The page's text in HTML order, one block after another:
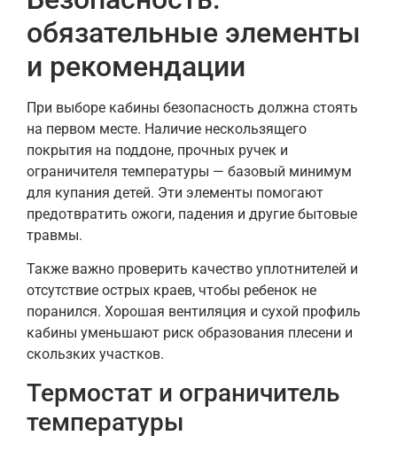
обязательные элементы
и рекомендации
При выборе кабины безопасность должна стоять
на первом месте. Наличие нескользящего
покрытия на поддоне, прочных ручек и
ограничителя температуры — базовый минимум
для купания детей. Эти элементы помогают
предотвратить ожоги, падения и другие бытовые
травмы.
Также важно проверить качество уплотнителей и
отсутствие острых краев, чтобы ребенок не
поранился. Хорошая вентиляция и сухой профиль
кабины уменьшают риск образования плесени и
скользких участков.
Термостат и ограничитель
температуры